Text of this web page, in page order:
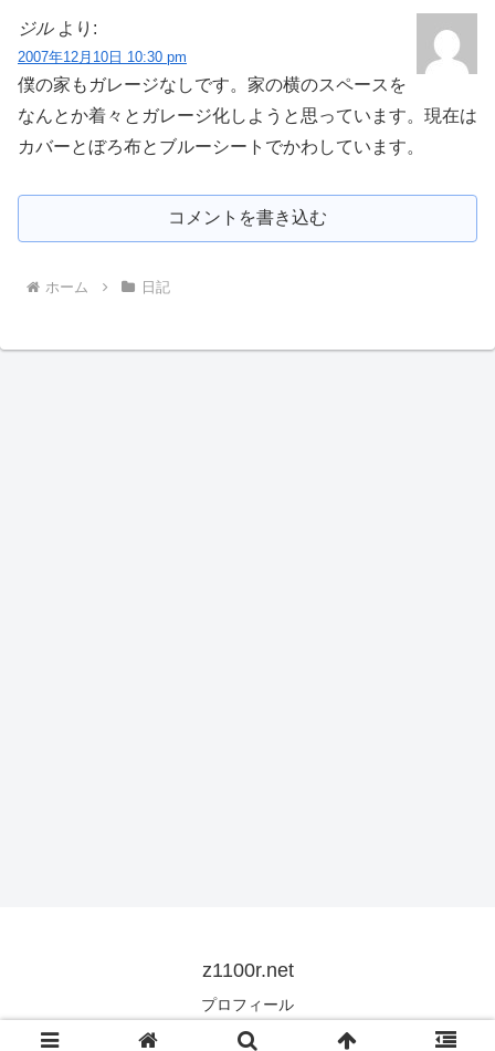
ジル より:
2007年12月10日 10:30 pm
僕の家もガレージなしです。家の横のスペースを
なんとか着々とガレージ化しようと思っています。現在は
カバーとぼろ布とブルーシートでかわしています。
コメントを書き込む
ホーム 日記
z1100r.net
プロフィール
© 2007 z1100r.net.